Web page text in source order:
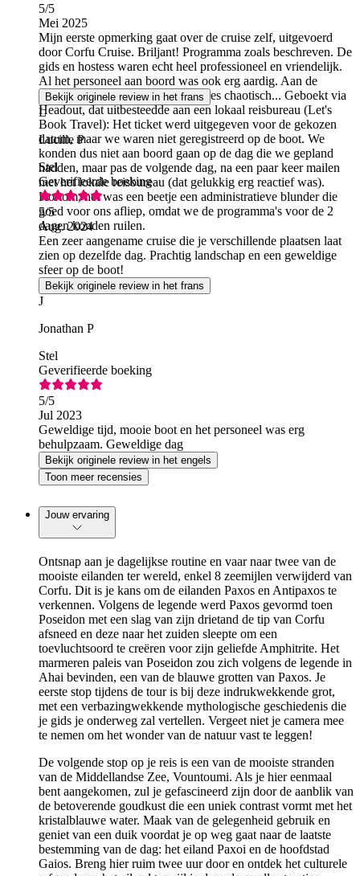
5/5
Mei 2025
Mijn eerste opmerking gaat over de cruise zelf, uitgevoerd
door Corfu Cruise. Briljant! Programma zoals beschreven. De
gids en hostess waren echt heel professioneel en vriendelijk.
Al het personeel aan boord was ook erg aardig. Aan de
andere kant was het boekingsproces chaotisch... Geboekt via
Headout, dat uitbesteedde aan een lokaal reisbureau (Let's
Book Travel): Het ticket werd uitgegeven voor de gekozen
datum, maar we waren niet geregistreerd op de boot. We
konden dus niet aan boord gaan op de dag die we gepland
hadden, maar pas de volgende dag, na een paar keer mailen
met het lokale reisbureau (dat gelukkig erg reactief was).
Kortom, het was een beetje een administratieve blunder die
goed voor ons afliep, omdat we de programma's voor de 2
dagen konden ruilen.
Bekijk originele review in het frans
L
Lucille P
Stel
Geverifieerde boeking
5/5
Aug. 2024
Een zeer aangename cruise die je verschillende plaatsen laat
zien op dezelfde dag. Prachtig landschap en een geweldige
sfeer op de boot!
Bekijk originele review in het frans
J
Jonathan P
Stel
Geverifieerde boeking
5/5
Jul 2023
Geweldige tijd, mooie boot en het personeel was erg
behulpzaam. Geweldige dag
Bekijk originele review in het engels
Toon meer recensies
Jouw ervaring
Ontsnap aan je dagelijkse routine en vaar naar twee van de
mooiste eilanden ter wereld, enkel 8 zeemijlen verwijderd van
Corfu. Dit is je kans om de eilanden Paxos en Antipaxos te
verkennen. Volgens de legende werd Paxos gevormd toen
Poseidon met een slag van zijn drietand de tip van Corfu
afsneed en deze naar het zuiden sleepte om een
toevluchtsoord te creëren voor zijn geliefde Amphitrite. Het
marmeren paleis van Poseidon zou zich volgens de legende in
Ahai bevinden, een van de blauwe grotten van Paxos. Je
eerste stop tijdens de tour is bij deze indrukwekkende grot,
met een verbazingwekkende mythologische geschiedenis die
je gids je onderweg zal vertellen. Vergeet niet je camera mee
te nemen om het wonder van de natuur vast te leggen!
De volgende stop op je reis is een van de mooiste stranden
van de Middellandse Zee, Vountoumi. Als je hier eenmaal
bent aangekomen, zul je gefascineerd zijn door de aanblik van
de betoverende goudkust die een uniek contrast vormt met het
kristalblauwe water. Maak van de gelegenheid gebruik en
geniet van een duik voordat je op weg gaat naar de laatste
bestemming van de dag: het eiland Paxoi en de hoofdstad
Gaios. Breng hier ruim twee uur door en ontdek het culturele